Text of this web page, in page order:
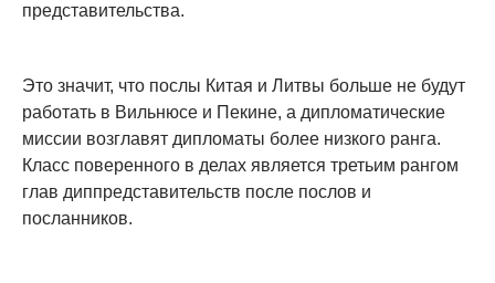
представительства.
Это значит, что послы Китая и Литвы больше не будут
работать в Вильнюсе и Пекине, а дипломатические
миссии возглавят дипломаты более низкого ранга.
Класс поверенного в делах является третьим рангом
глав диппредставительств после послов и
посланников.